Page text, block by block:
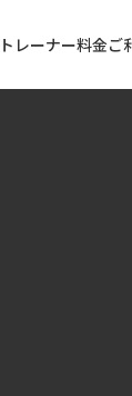
トレーナー料金ご